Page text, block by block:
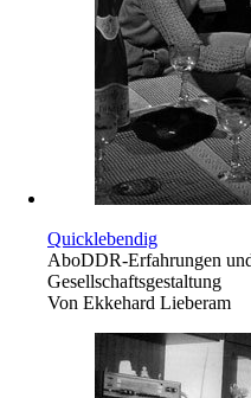
Quicklebendig
AboDDR-Erfahrungen
Gesellschaftsgestaltung
Von Ekkehard Lieberam